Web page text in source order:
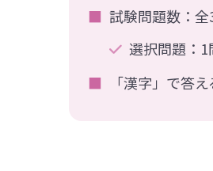
試験問題数：全
選択問題：1
「漢字」で答